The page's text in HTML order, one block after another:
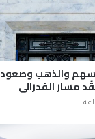
والذهب وصعود
مسار الفدرالي